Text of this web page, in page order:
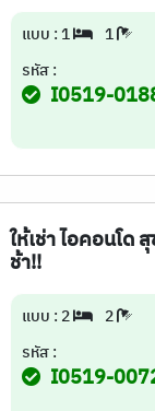
แบบ : 1 1
รหัส :
I0519-
ให้เช่า ไอคอนโ
ช้า!!
แบบ : 2 2
รหัส :
I0519-